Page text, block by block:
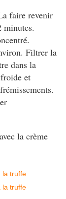
faire revenir
minutes.
Filtrer la
dans la
et
la crème